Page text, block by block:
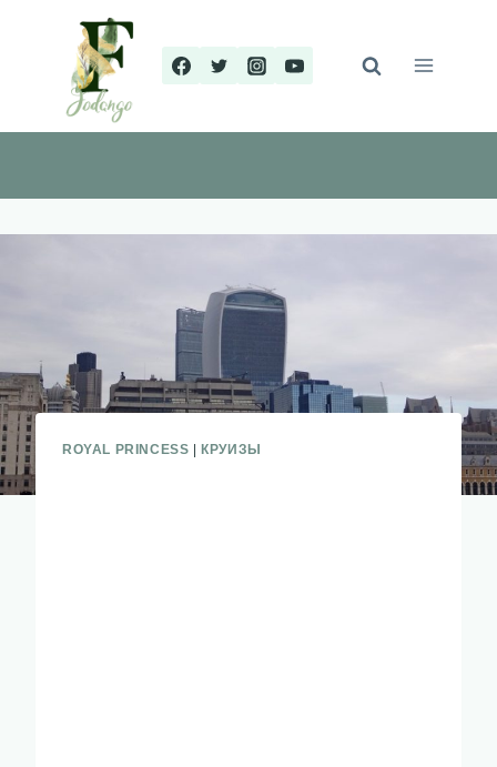
содержимому
ROYAL PRINCESS КРУИЗЫ